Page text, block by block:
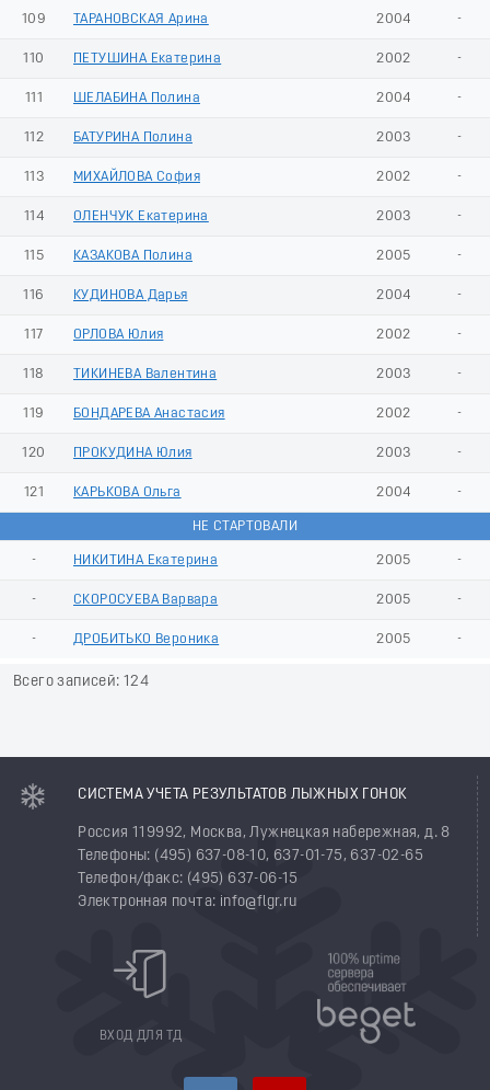
109 ТАРАНОВСКАЯ Арина 2004 -
110 ПЕТУШИНА Екатерина 2002 -
111 ШЕЛАБИНА Полина 2004 -
112 БАТУРИНА Полина 2003 -
113 МИХАЙЛОВА София 2002 -
114 ОЛЕНЧУК Екатерина 2003 -
115 КАЗАКОВА Полина 2005 -
116 КУДИНОВА Дарья 2004 -
117 ОРЛОВА Юлия 2002 -
118 ТИКИНЕВА Валентина 2003 -
119 БОНДАРЕВА Анастасия 2002 -
120 ПРОКУДИНА Юлия 2003 -
121 КАРЬКОВА Ольга 2004 -
НЕ СТАРТОВАЛИ
- НИКИТИНА Екатерина 2005 -
- СКОРОСУЕВА Варвара 2005 -
- ДРОБИТЬКО Вероника 2005 -
Всего записей: 124
СИСТЕМА УЧЕТА РЕЗУЛЬТАТОВ ЛЫЖНЫХ ГОНОК
Россия 119992, Москва, Лужнецкая набережная, д. 8
Телефоны: (495) 637-08-10, 637-01-75, 637-02-65
Телефон/факс: (495) 637-06-15
Электронная почта: info@flgr.ru
ВХОД ДЛЯ ТД